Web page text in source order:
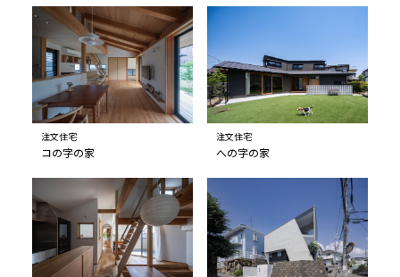
注文住宅
コの字の家
注文住宅
への字の家